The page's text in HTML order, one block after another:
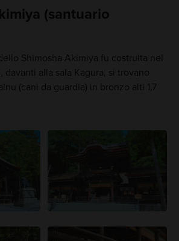
(santuario
Shimosha Akimiya fu costruita nel
davanti alla sala Kagura, si trovano
(cani da guardia) in bronzo alti 1,7